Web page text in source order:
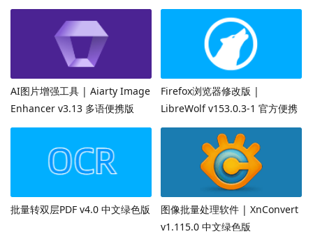
版
AI图片增强工具 | Aiarty Image
Enhancer v3.13 多语便携版
Firefox浏览器修改版 |
LibreWolf v153.0.3-1 官方便携
版
批量转双层PDF v4.0 中文绿色版
图像批量处理软件 | XnConvert
v1.115.0 中文绿色版